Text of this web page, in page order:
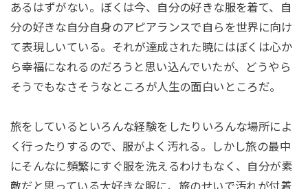
あるはずがない。ぼくは今、自分の好きな服を着て、自
分の好きな自分自身のアピアランスで自らを世界に向け
て表現しいている。それが達成された暁にはぼくは心か
ら幸福になれるのだろうと思い込んでいたが、どうやら
そうでもなさそうなところが人生の面白いところだ。
旅をしているといろんな経験をしたりいろんな場所によ
く行ったりするので、服がよく汚れる。しかし旅の最中
にそんなに頻繁にすぐ服を洗えるわけもなく、自分が素
敵だと思っている大好きな服に、旅のせいで汚れが付着